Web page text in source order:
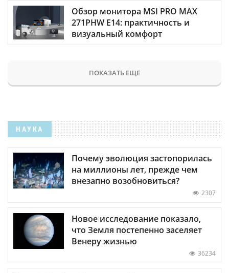
Обзор монитора MSI PRO MAX
271PHW E14: практичность и
визуальный комфорт
ПОКАЗАТЬ ЕЩЕ
НАУКА
Почему эволюция застопорилась
на миллионы лет, прежде чем
внезапно возобновиться?
2307
Новое исследование показало,
что Земля постепенно заселяет
Венеру жизнью
36234